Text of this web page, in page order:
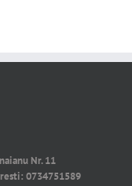
Nr. 11
0734751589